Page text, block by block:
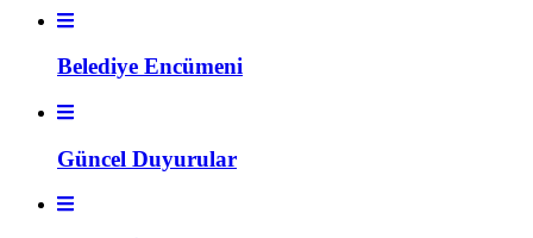
Belediye Encümeni
Güncel Duyurular